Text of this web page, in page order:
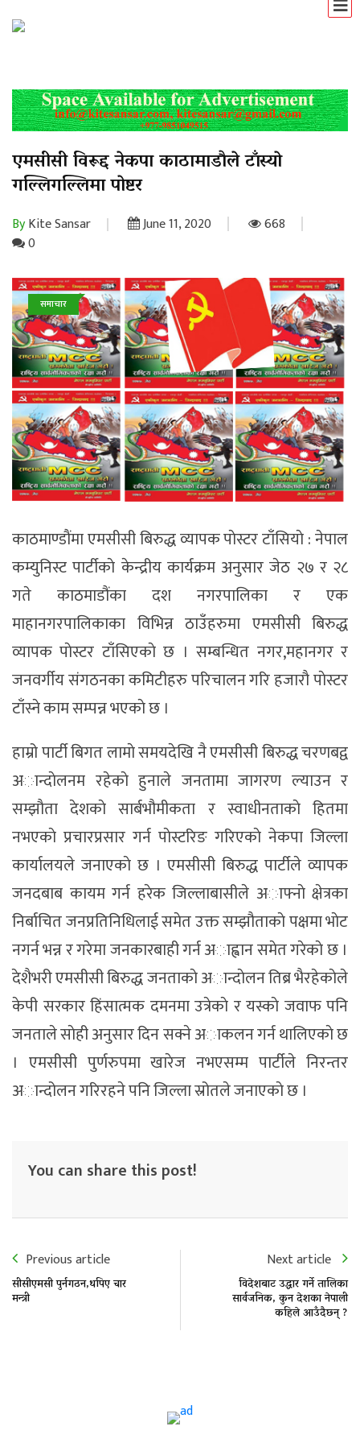
एमसीसी विरूद्द नेकपा काठामाडाैले टाँस्याे
गल्लिगल्लिमा पाेष्टर
ByKite Sansar June 11, 2020
668
0
समाचार
काठमाण्डाैंमा एमसीसी बिरुद्ध व्यापक पाेस्टर टाँसियाे : नेपाल
कम्युनिस्ट पार्टीकाे केन्द्रीय कार्यक्रम अनुसार जेठ २७ र २८
गते काठमाडौंका दश नगरपालिका र एक
माहानगरपालिकाका विभिन्न ठाउँहरुमा एमसीसी बिरुद्ध
व्यापक पाेस्टर टाँसिएकाे छ । सम्बन्धित नगर,महानगर र
जनवर्गीय संगठनका कमिटीहरु परिचालन गरि हजाराै पाेस्टर
टाँस्ने काम सम्पन्न भएकाे छ ।
हाम्रो पार्टी बिगत लामाे समयदेखि नै एमसीसी बिरुद्ध चरणबद्व
अान्दाेलनम रहेकाे हुनाले जनतामा जागरण ल्याउन र
सम्झाैता देशकाे सार्बभौमीकता र स्वाधीनताकाे हितमा
नभएकाे प्रचारप्रसार गर्न पाेस्टरिङ गरिएकाे नेकपा जिल्ला
कार्यालयले जनाएकाे छ । एमसीसी बिरुद्ध पार्टीले व्यापक
जनदबाब कायम गर्न हरेक जिल्लाबासीले अाफ्नाे क्षेत्रका
निर्बाचित जनप्रतिनिधिलाई समेत उक्त सम्झौताकाे पक्षमा भाेट
नगर्न भन्न र गरेमा जनकारबाही गर्न अाह्वान समेत गरेकाे छ ।
देशैभरी एमसीसी बिरुद्ध जनताकाे अान्दाेलन तिब्र भैरहेकाेले
केपी सरकार हिंसात्मक दमनमा उत्रेकाे र यस्काे जवाफ पनि
जनताले साेही अनुसार दिन सक्ने अाकलन गर्न थालिएकाे छ
। एमसीसी पुर्णरुपमा खारेज नभएसम्म पार्टीले निरन्तर
अान्दोलन गरिरहने पनि जिल्ला स्रोतले जनाएकाे छ ।
You can share this post!
Previous article
सीसीएमसी पुर्नगठन,थपिए चार
मन्त्री
Next article
विदेशबाट उद्धार गर्ने तालिका
सार्वजनिक, कुन देशका नेपाली
कहिले आउँदैछन् ?